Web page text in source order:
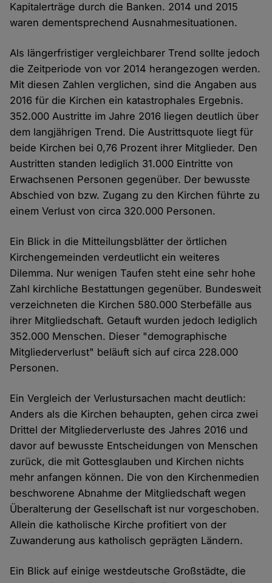
Kapitalerträge durch die Banken. 2014 und 2015
waren dementsprechend Ausnahmesituationen.
Als längerfristiger vergleichbarer Trend sollte jedoch
die Zeitperiode von vor 2014 herangezogen werden.
Mit diesen Zahlen verglichen, sind die Angaben aus
2016 für die Kirchen ein katastrophales Ergebnis.
352.000 Austritte im Jahre 2016 liegen deutlich über
dem langjährigen Trend. Die Austrittsquote liegt für
beide Kirchen bei 0,76 Prozent ihrer Mitglieder. Den
Austritten standen lediglich 31.000 Eintritte von
Erwachsenen Personen gegenüber. Der bewusste
Abschied von bzw. Zugang zu den Kirchen führte zu
einem Verlust von circa 320.000 Personen.
Ein Blick in die Mitteilungsblätter der örtlichen
Kirchengemeinden verdeutlicht ein weiteres
Dilemma. Nur wenigen Taufen steht eine sehr hohe
Zahl kirchliche Bestattungen gegenüber. Bundesweit
verzeichneten die Kirchen 580.000 Sterbefälle aus
ihrer Mitgliedschaft. Getauft wurden jedoch lediglich
352.000 Menschen. Dieser "demographische
Mitgliederverlust" beläuft sich auf circa 228.000
Personen.
Ein Vergleich der Verlustursachen macht deutlich:
Anders als die Kirchen behaupten, gehen circa zwei
Drittel der Mitgliederverluste des Jahres 2016 und
davor auf bewusste Entscheidungen von Menschen
zurück, die mit Gottesglauben und Kirchen nichts
mehr anfangen können. Die von den Kirchenmedien
beschworene Abnahme der Mitgliedschaft wegen
Überalterung der Gesellschaft ist nur vorgeschoben.
Allein die katholische Kirche profitiert von der
Zuwanderung aus katholisch geprägten Ländern.
Ein Blick auf einige westdeutsche Großstädte, die